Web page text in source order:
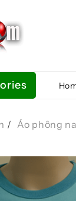
Áo phông